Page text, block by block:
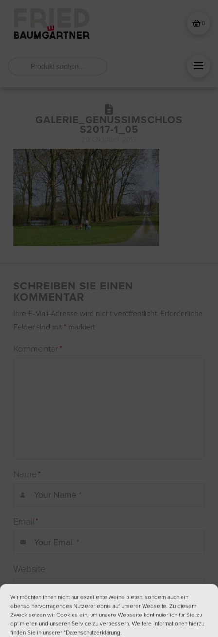
Wir möchten Ihnen nicht nur exzellente Weine bieten, sondern auch ein
ebenso hervorragendes Nutzererlebnis auf unserer Webseite. Zu diesem
Zweck setzen wir Cookies ein, um unsere Webseite kontinuierlich für Sie zu
optimieren und unseren Service zu verbessern. Weitere Informationen hierzu
finden Sie in unserer"Datenschutzerklärung.
0
GALERIE_GENUSSIMSCHLOS
S2017-1_05
SCHREIBEN SIE EINEN
KOMMENTAR
Ihre E-Mail-Adresse wird nicht veröffentlicht. Erforderliche
Felder sind mit *markiert
Kommentar*
Name*
Email*
Website